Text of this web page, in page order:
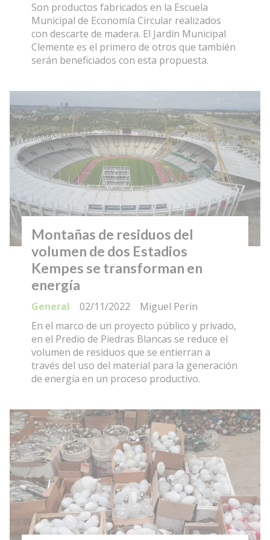
Son productos fabricados en la Escuela
Municipal de Economía Circular realizados
con descarte de madera. El Jardín Municipal
Clemente es el primero de otros que también
serán beneficiados con esta propuesta.
Montañas de residuos del
volumen de dos Estadios
Kempes se transforman en
energía
Miguel Perin
General
02/11/2022
En el marco de un proyecto público y privado,
en el Predio de Piedras Blancas se reduce el
volumen de residuos que se entierran a
través del uso del material para la generación
de energía en un proceso productivo.